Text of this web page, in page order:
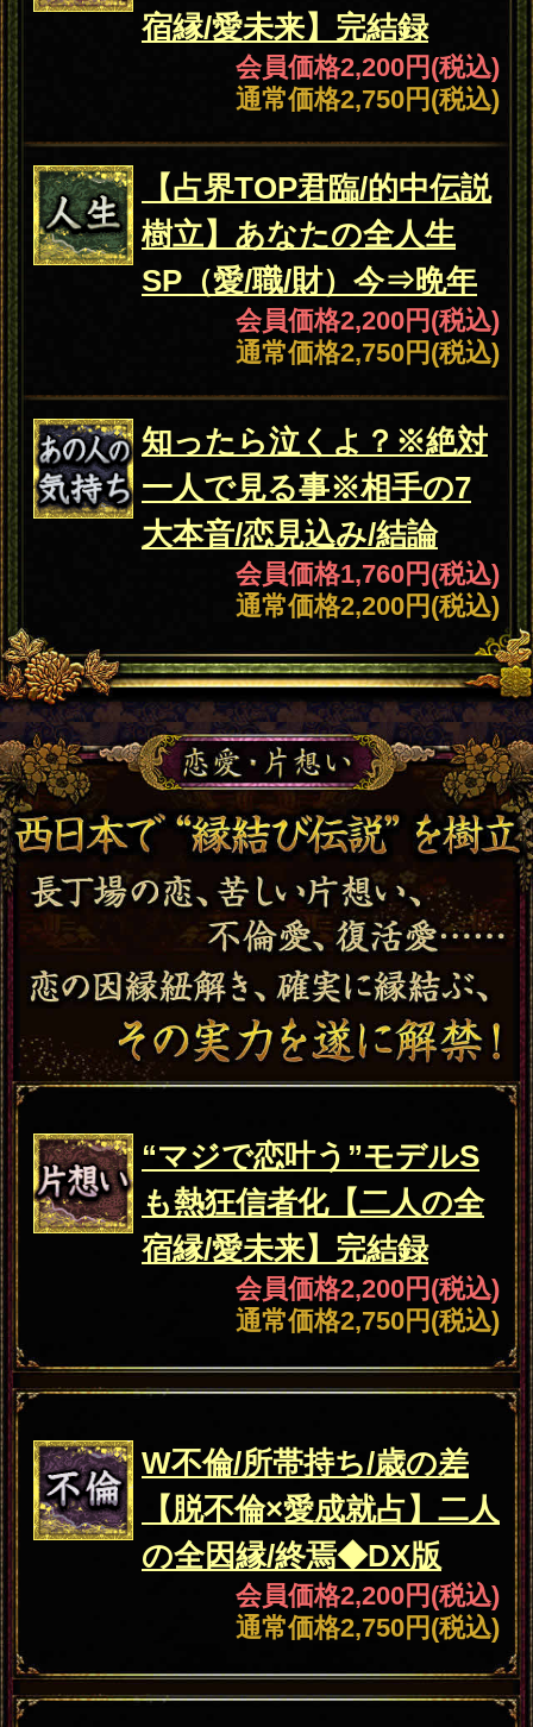
会員価格 2,200円(税込)
通常価格2,750円(税込)
【脱不倫×愛成就占】二人
の全因縁/終焉◆DX版
会員価格2,200円(税込)
通常価格2,750円(税込)
ち
知ったら泣くよ？※絶対
大本音/恋見込み/結論
会員価格1,760円(税込)
通常価格2,200円(税込)
野球選手×モデル→有名
人の縁結び話題爆散中◆
会員価格1,540円(税込)
通常価格1,980円(税込)
恋の行
方
正直ヒドイ状況よ。あの
人が心に決めた愛結論◆
打ち明ける言葉と現実
会員価格1,320円(税込)
通常価格1,650円(税込)
片想い ※ガチ泣き注意※数年越
しの恋⇒完全決着◆相手
の全本音×縁の切れ目
不倫
（責任取ってくれる？）
口に出せぬ不倫現実。相
手の今心境/次展開/終
会員価格1,320円(税込)
復縁
【復縁専門】離れ離れの
愛“復活⇔破局”二人の愛
因縁/再開/最終決着
会員価格1,320円(税込)
通常価格1,650円(税込)
あの人
ち
日限りで答え出す恋完結